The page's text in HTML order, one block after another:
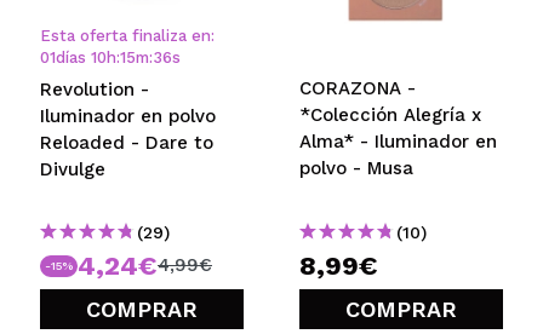
Esta oferta finaliza en:
01días 10h:15m:36s
Revolution -
Iluminador en polvo
Reloaded - Dare to
Divulge
(29)
-15% 4,24€4,99€
COMPRAR
CORAZONA -
*Colección Alegría x
Alma* - Iluminador en
polvo - Musa
(10)
8,99€
COMPRAR